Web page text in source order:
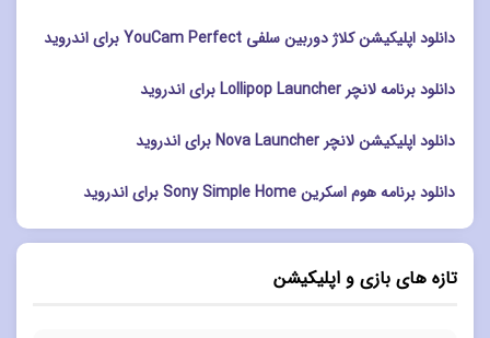
دانلود اپلیکیشن کلاژ دوربین سلفی YouCam Perfect برای اندروید
دانلود برنامه لانچر Lollipop Launcher برای اندروید
دانلود اپلیکیشن لانچر Nova Launcher برای اندروید
دانلود برنامه هوم اسکرین Sony Simple Home برای اندروید
تازه های بازی و اپلیکیشن